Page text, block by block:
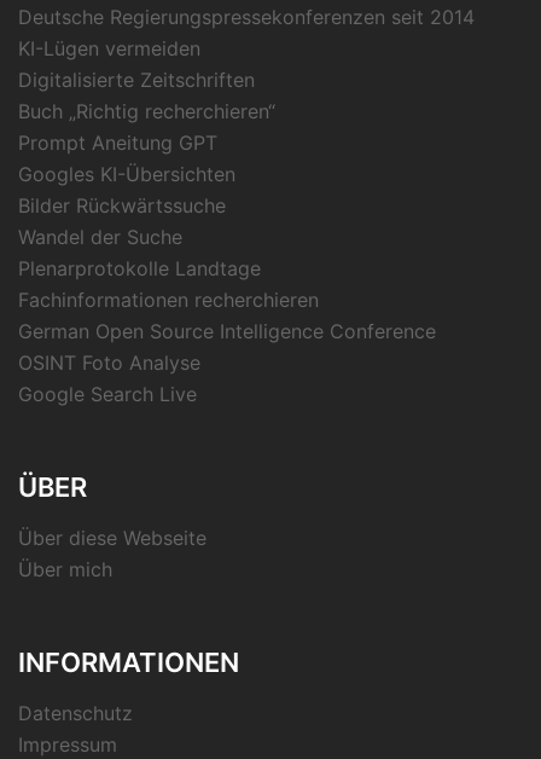
Deutsche Regierungspressekonferenzen seit 2014
KI-Lügen vermeiden
Digitalisierte Zeitschriften
Buch „Richtig recherchieren“
Prompt Aneitung GPT
Googles KI-Übersichten
Bilder Rückwärtssuche
Wandel der Suche
Plenarprotokolle Landtage
Fachinformationen recherchieren
German Open Source Intelligence Conference
OSINT Foto Analyse
Google Search Live
ÜBER
Über diese Webseite
Über mich
INFORMATIONEN
Datenschutz
Impressum